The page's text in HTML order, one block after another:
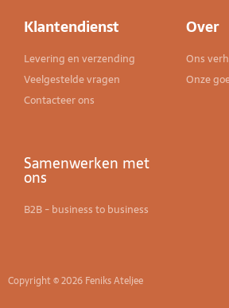
Klantendienst
Levering en verzending
Veelgestelde vragen
Contacteer ons
Over
Ons
Onze
Samenwerken met
ons
B2B - business to business
Copyright © 2026 Feniks Ateljee